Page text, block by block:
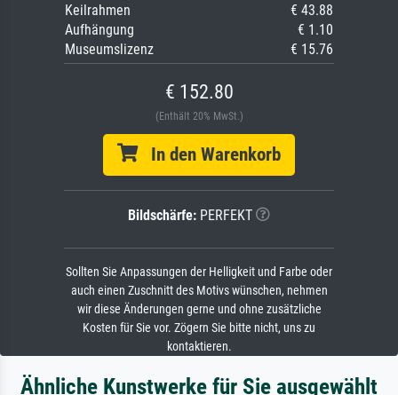
Keilrahmen
€ 43.88
Aufhängung
€ 1.10
Museumslizenz
€ 15.76
€ 152.80
(Enthält 20% MwSt.)
In den Warenkorb
Bildschärfe: PERFEKT
Sollten Sie Anpassungen der Helligkeit und Farbe oder
auch einen Zuschnitt des Motivs wünschen, nehmen
wir diese Änderungen gerne und ohne zusätzliche
Kosten für Sie vor. Zögern Sie bitte nicht, uns zu
kontaktieren.
Ähnliche Kunstwerke für Sie ausgewählt